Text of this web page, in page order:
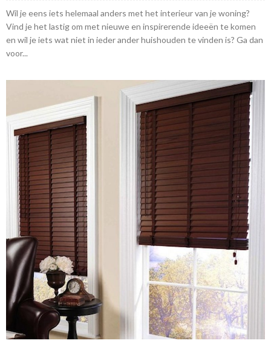
Wil je eens iets helemaal anders met het interieur van je woning?
Vind je het lastig om met nieuwe en inspirerende ideeën te komen
en wil je iets wat niet in ieder ander huishouden te vinden is? Ga dan
voor...